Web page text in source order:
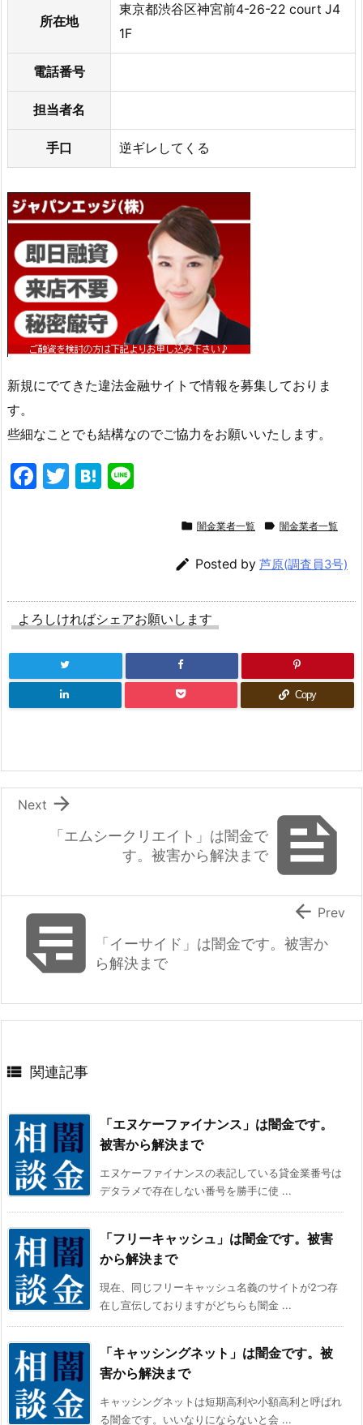
所在地
東京都渋谷区神宮前4-26-22 court J4
1F
電話番号
担当者名
手口 逆ギレしてくる
新規にでてきた違法金融サイトで情報を募集しておりま
す。
些細なことでも結構なのでご協力をお願いいたします。
F
o
o
k
T
H
 闇金業者一覧  闇金業者一覧
 Posted by 芦原(調査員3号)
よろしければシェアお願いします
Copy

「エムシークリエイト」は闇金で
す。被害から解決まで

Next

「イーサイド」は闇金です。被害か
ら解決まで
 Prev
 関連記事
「エヌケーファイナンス」は闇金です。
被害から解決まで
エヌケーファイナンスの表記している貸金業番号は
デタラメで存在しない番号を勝手に使 ...
「フリーキャッシュ」は闇金です。被害
から解決まで
現在、同じフリーキャッシュ名義のサイトが2つ存
在し宣伝しておりますがどちらも闇金 ...
「キャッシングネット」は闇金です。被
害から解決まで
キャッシングネットは短期高利や小額高利と呼ばれ
る闇金です。いいなりにならないと会 ...